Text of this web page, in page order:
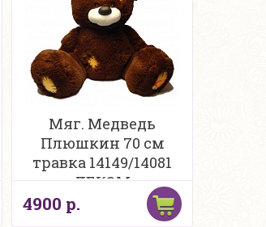
Мяг. Медведь
Плюшкин 70 см
травка 14149/14081
ЛЕКОМ
4900 р.